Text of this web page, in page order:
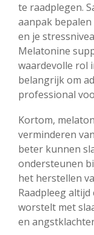
te raadplegen.
aanpak
en je
Melatonine
waardevolle rol
belangrijk om
professional
Kortom,
verminderen
beter kunnen
ondersteunen
het herstellen
Raadpleeg
worstelt met
en